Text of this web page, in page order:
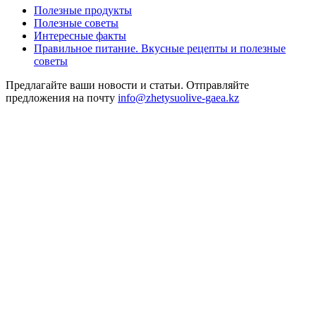
Полезные продукты
Полезные советы
Интересные факты
Правильное питание. Вкусные рецепты и полезные
советы
Предлагайте ваши новости и статьи. Отправляйте
предложения на почту info@zhetysuolive-gaea.kz